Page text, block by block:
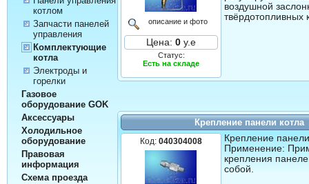
котлом
Запчасти панелей
управления
Комплектующие
котла
Электроды и
горелки
Газовое
оборудование GOK
Аксессуары
Холодильное
оборудование
Правовая
информация
Схема проезда
описание и фото
Цена: 0 у.е
Статус:
Есть на складе
воздушной
твёрдотопливных
Крепление панели котла
Код:040304008
Крепление
Применение:
крепления
собой.